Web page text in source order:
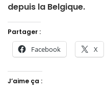
depuis la Belgique.
Partager :
Facebook X
J’aime ça :